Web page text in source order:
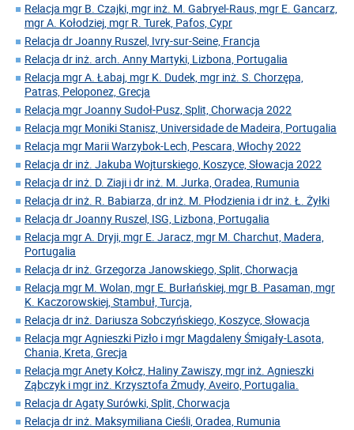
Relacja mgr B. Czajki, mgr inż. M. Gabryel-Raus, mgr E. Gancarz,
mgr A. Kołodziej, mgr R. Turek, Pafos, Cypr
Relacja dr Joanny Ruszel, Ivry-sur-Seine, Francja
Relacja dr inż. arch. Anny Martyki, Lizbona, Portugalia
Relacja mgr A. Łabaj, mgr K. Dudek, mgr inż. S. Chorzępa,
Patras, Peloponez, Grecja
Relacja mgr Joanny Sudoł-Pusz, Split, Chorwacja 2022
Relacja mgr Moniki Stanisz, Universidade de Madeira, Portugalia
Relacja mgr Marii Warzybok-Lech, Pescara, Włochy 2022
Relacja dr inż. Jakuba Wojturskiego, Koszyce, Słowacja 2022
Relacja dr inż. D. Ziaji i dr inż. M. Jurka, Oradea, Rumunia
Relacja dr inż. R. Babiarza, dr inż. M. Płodzienia i dr inż. Ł. Żyłki
Relacja dr Joanny Ruszel, ISG, Lizbona, Portugalia
Relacja mgr A. Dryji, mgr E. Jaracz, mgr M. Charchut, Madera,
Portugalia
Relacja dr inż. Grzegorza Janowskiego, Split, Chorwacja
Relacja mgr M. Wolan, mgr E. Burłańskiej, mgr B. Pasaman, mgr
K. Kaczorowskiej, Stambuł, Turcja,
Relacja dr inż. Dariusza Sobczyńskiego, Koszyce, Słowacja
Relacja mgr Agnieszki Pizło i mgr Magdaleny Śmigały-Lasota,
Chania, Kreta, Grecja
Relacja mgr Anety Kołcz, Haliny Zawiszy, mgr inż. Agnieszki
Ząbczyk i mgr inż. Krzysztofa Żmudy, Aveiro, Portugalia.
Relacja dr Agaty Surówki, Split, Chorwacja
Relacja dr inż. Maksymiliana Cieśli, Oradea, Rumunia